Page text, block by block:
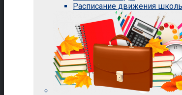
Расписание движения